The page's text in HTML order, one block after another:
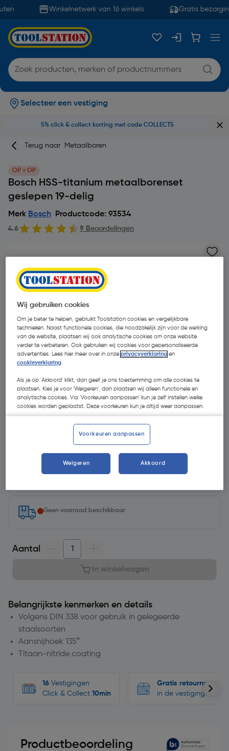
Winkelnetwerk van 16 winkels Gratis
Selecteer een vestiging
5% click & collect korting met code COLLECT5
Terug naar Metaalboren
OP = OP
Bosch HSS-titanium metaalborenset
geslepen 19-delig
Merk Bosch Productcode: 93534
4.6 9 Beoordelingen
€ 38,90 | Excl. btw € 32,15
Geen voorraad beschikbaar
Aantal
In winkelwagen
Belangrijkste kenmerken en details
Volgens DIN 338 voor gebruik in gelegeerde
staalsoorten
Aansnijhoek 135°
Titaan-nitride coating
16 Vestigingen
Click & Collect 10min
Gratis retourneren
in de vestigingen
Productbeoordeling
Wij gebruiken cookies
Om je beter te helpen, gebruikt Toolstation cookies en vergelijkbare
technieken. Naast functionele cookies, die noodzakelijk zijn voor de werking
van de website, plaatsen wij ook analytische cookies om onze website
verder te verbeteren. Ook gebruiken wij cookies voor gepersonaliseerde
advertenties. Lees hier meer over in onzeprivacyverklaring en
cookieverklaring.
Als je op 'Akkoord' klikt, dan geef je ons toestemming om alle cookies te
plaatsen. Kies je voor 'Weigeren', dan plaatsen wij alleen functionele en
analytische cookies. Via 'Voorkeuren aanpassen' kun je zelf instellen welke
cookies worden geplaatst. Deze voorkeuren kun je altijd weer aanpassen.
Voorkeuren aanpassen
Weigeren Akkoord